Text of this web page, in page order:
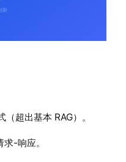
超出基本 RAG）。
-响应。